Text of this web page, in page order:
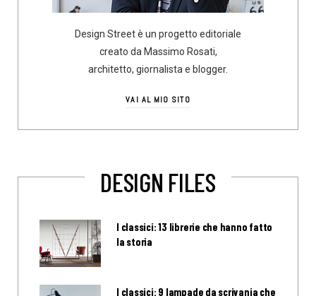
Design Street è un progetto editoriale
creato da Massimo Rosati,
architetto, giornalista e blogger.
VAI AL MIO SITO
DESIGN FILES
I classici: 13 librerie che hanno fatto
la storia
I classici: 9 lampade da scrivania che